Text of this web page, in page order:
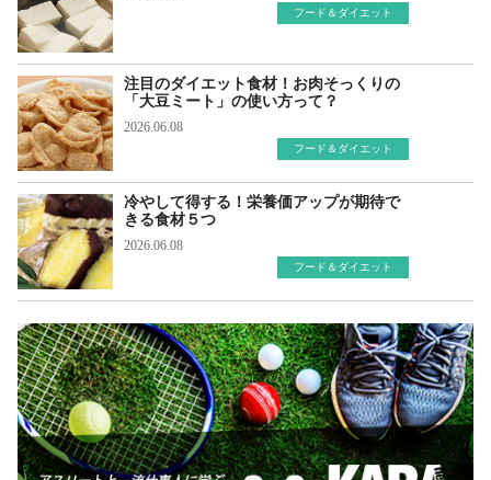
フード＆ダイエット
注目のダイエット食材！お肉そっくりの
「大豆ミート」の使い方って？
2026.06.08
フード＆ダイエット
冷やして得する！栄養価アップが期待で
きる食材５つ
2026.06.08
フード＆ダイエット